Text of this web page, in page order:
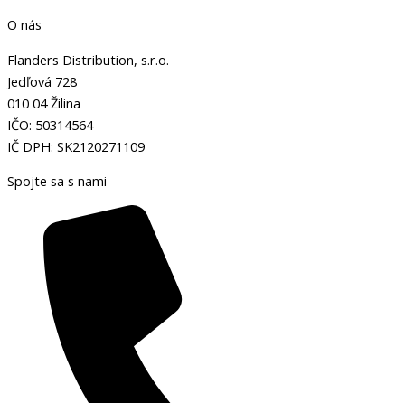
O nás
Flanders Distribution, s.r.o.
Jedľová 728
010 04 Žilina
IČO: 50314564
IČ DPH: SK2120271109
Spojte sa s nami